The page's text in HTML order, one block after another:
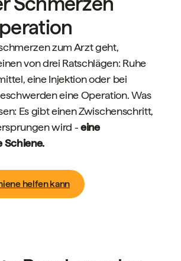
zum Arzt geht,
von drei Ratschlägen: Ruhe
eine Injektion oder bei
eine Operation. Was
Es gibt einen Zwischenschritt,
wird -eine
Schiene.
helfen kann